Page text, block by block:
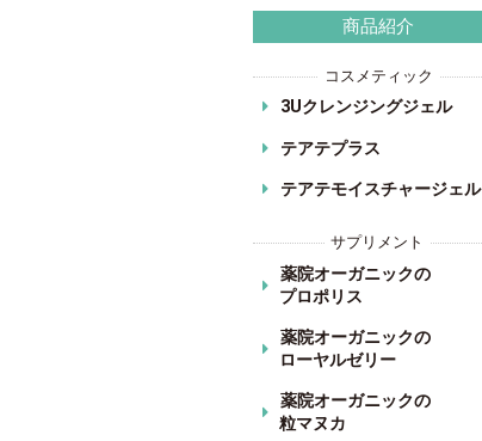
商品紹介
コスメティック
3Uクレンジングジェル
テアテプラス
テアテモイスチャージェル
サプリメント
薬院オーガニックの
プロポリス
薬院オーガニックの
ローヤルゼリー
薬院オーガニックの
粒マヌカ